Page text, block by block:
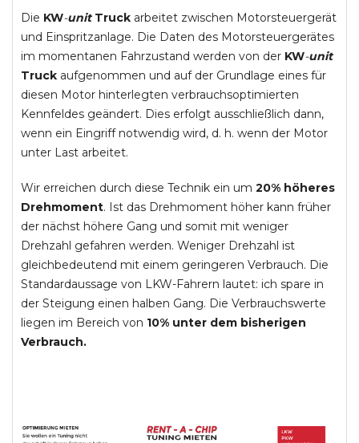
Die KW-unit Truck arbeitet zwischen Motorsteuergerät
und Einspritzanlage. Die Daten des Motorsteuergerätes
im momentanen Fahrzustand werden von der KW-unit
Truck aufgenommen und auf der Grundlage eines für
diesen Motor hinterlegten verbrauchsoptimierten
Kennfeldes geändert. Dies erfolgt ausschließlich dann,
wenn ein Eingriff notwendig wird, d. h. wenn der Motor
unter Last arbeitet.
Wir erreichen durch diese Technik ein um 20% höheres
Drehmoment. Ist das Drehmoment höher kann früher
der nächst höhere Gang und somit mit weniger
Drehzahl gefahren werden. Weniger Drehzahl ist
gleichbedeutend mit einem geringeren Verbrauch. Die
Standardaussage von LKW-Fahrern lautet: ich spare in
der Steigung einen halben Gang. Die Verbrauchswerte
liegen im Bereich von 10% unter dem bisherigen
Verbrauch.